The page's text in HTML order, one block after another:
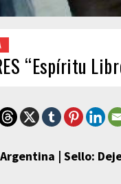
“Espíritu
| Sello: